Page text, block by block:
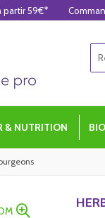
& NUTRITION
partir 59€*